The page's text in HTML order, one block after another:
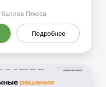
баллов Плюса
Подробнее